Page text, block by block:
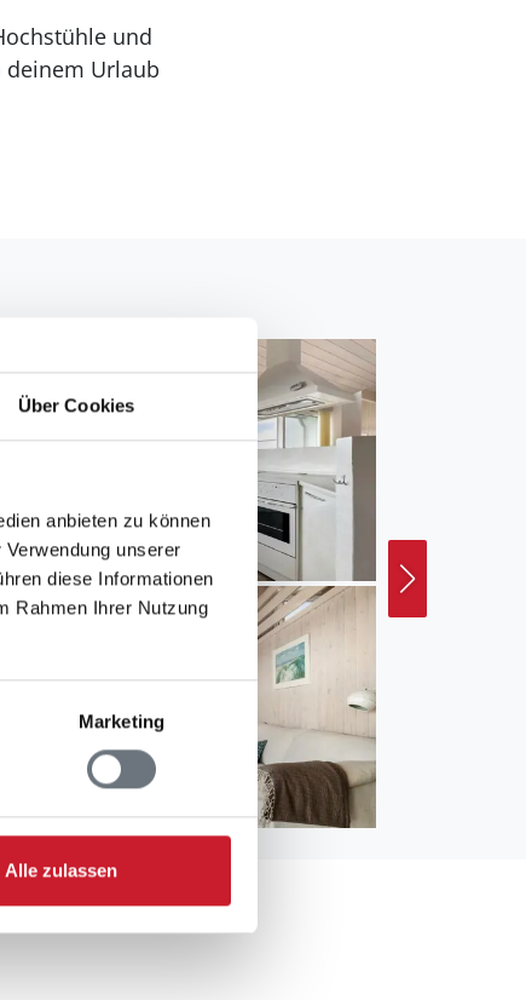
Über Cookies
anbieten zu können
unserer
diese Informationen
Rahmen Ihrer Nutzung
Marketing
Alle zulassen
und
Urlaub